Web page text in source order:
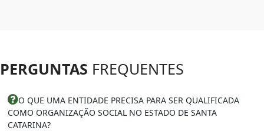
PERGUNTAS FREQUENTES
O QUE UMA ENTIDADE PRECISA PARA SER QUALIFICADA
COMO ORGANIZAÇÃO SOCIAL NO ESTADO DE SANTA
CATARINA?